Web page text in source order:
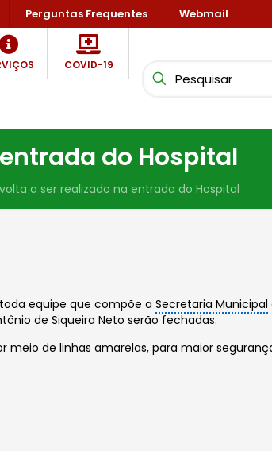
Perguntas Frequentes Webmail
COVID-19
do Hospital
a ser realizado na entrada do Hospital
equipe que compõe aSecretaria Municipal
de Siqueira Neto serão fechadas.
de linhas amarelas, para maior